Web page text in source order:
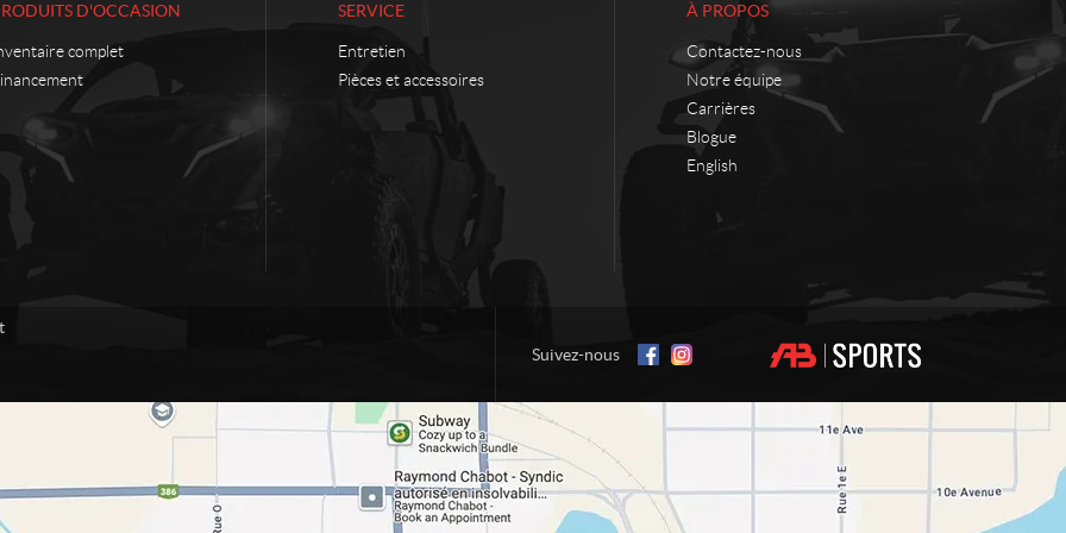
D'OCCASION
complet
SERVICE
Entretien
Pièces et accessoires
À PROPOS
Contactez-nous
Notre équipe
Carrières
Blogue
English
Suivez-nous